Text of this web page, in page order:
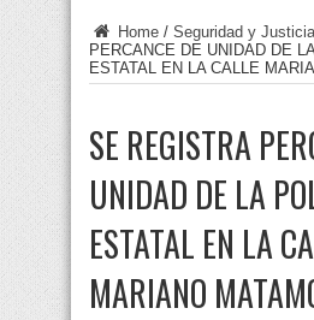
Home / Seguridad y Justicia
PERCANCE DE UNIDAD DE
ESTATAL EN LA CALLE
SE REGISTRA
UNIDAD DE LA
ESTATAL EN LA
MARIANO